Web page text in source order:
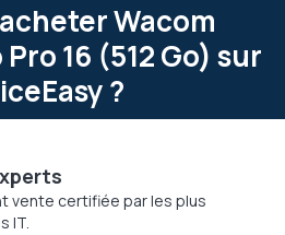
Wacom
16 (512 Go) sur
?
vente certifiée par les plus
IT.